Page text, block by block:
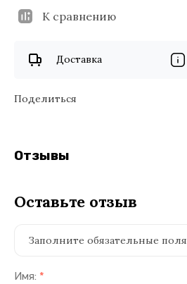
К сравнению
Доставка
Поделиться
Отзывы
Оставьте отзыв
Заполните обязательные поля
Имя: *